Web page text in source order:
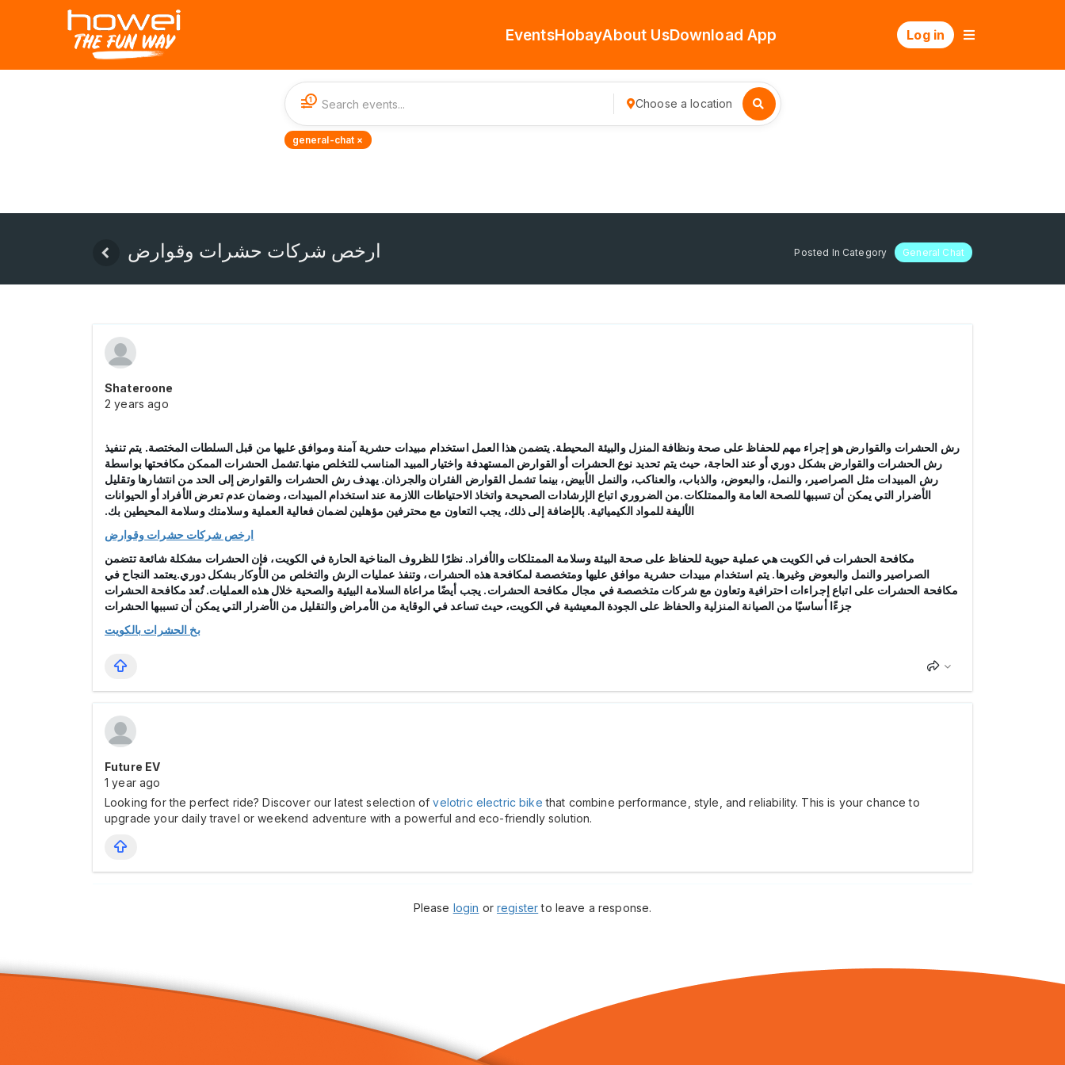
EventsHobayAbout UsDownload App Log in
1 Choose a location
general-chat ×
ارخص شركات حشرات وقوارض Posted In Category General Chat
Shateroone
2 years ago
رش الحشرات والقوارض هو إجراء مهم للحفاظ على صحة ونظافة المنزل والبيئة المحيطة. يتضمن هذا العمل استخدام مبيدات حشرية آمنة وموافق عليها من قبل السلطات المختصة. يتم تنفيذ
رش الحشرات والقوارض بشكل دوري أو عند الحاجة، حيث يتم تحديد نوع الحشرات أو القوارض المستهدفة واختيار المبيد المناسب للتخلص منها.تشمل الحشرات الممكن مكافحتها بواسطة
رش المبيدات مثل الصراصير، والنمل، والبعوض، والذباب، والعناكب، والنمل الأبيض، بينما تشمل القوارض الفئران والجرذان. يهدف رش الحشرات والقوارض إلى الحد من انتشارها وتقليل
الأضرار التي يمكن أن تسببها للصحة العامة والممتلكات.من الضروري اتباع الإرشادات الصحيحة واتخاذ الاحتياطات اللازمة عند استخدام المبيدات، وضمان عدم تعرض الأفراد أو الحيوانات
الأليفة للمواد الكيميائية. بالإضافة إلى ذلك، يجب التعاون مع محترفين مؤهلين لضمان فعالية العملية وسلامتك وسلامة المحيطين بك.
ارخص شركات حشرات وقوارض
مكافحة الحشرات في الكويت هي عملية حيوية للحفاظ على صحة البيئة وسلامة الممتلكات والأفراد. نظرًا للظروف المناخية الحارة في الكويت، فإن الحشرات مشكلة شائعة تتضمن
الصراصير والنمل والبعوض وغيرها. يتم استخدام مبيدات حشرية موافق عليها ومتخصصة لمكافحة هذه الحشرات، وتنفذ عمليات الرش والتخلص من الأوكار بشكل دوري.يعتمد النجاح في
مكافحة الحشرات على اتباع إجراءات احترافية وتعاون مع شركات متخصصة في مجال مكافحة الحشرات. يجب أيضًا مراعاة السلامة البيئية والصحية خلال هذه العمليات. تُعد مكافحة الحشرات
جزءًا أساسيًا من الصيانة المنزلية والحفاظ على الجودة المعيشية في الكويت، حيث تساعد في الوقاية من الأمراض والتقليل من الأضرار التي يمكن أن تسببها الحشرات
بخ الحشرات بالكويت
Future EV
1 year ago
Looking for the perfect ride? Discover our latest selection ofvelotric electric bike that combine performance, style, and reliability. This is your chance to
upgrade your daily travel or weekend adventure with a powerful and eco-friendly solution.
Please login orregisterto leave a response.